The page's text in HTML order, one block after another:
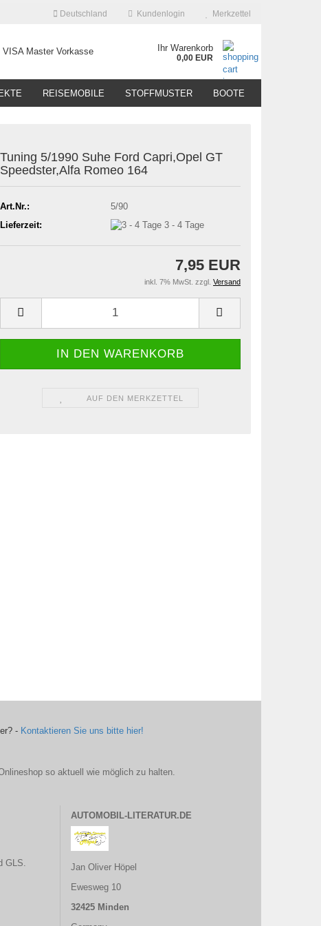
Deutschland Kundenlogin Merkzettel
Ihr Warenkorb
0,00 EUR
REISEMOBILE STOFFMUSTER BOOTE
Tuning 5/1990 Suhe Ford Capri,Opel GT
Speedster,Alfa Romeo 164
Art.Nr.:
5/90
Lieferzeit:
3 - 4 Tage
7,95 EUR
inkl. 7% MwSt. zzgl. Versand
AUF DEN MERKZETTEL
- Kontaktieren Sie uns bitte hier!
so aktuell wie möglich zu halten.
GLS.
AUTOMOBIL-LITERATUR.DE
Jan Oliver Höpel
Ewesweg 10
32425 Minden